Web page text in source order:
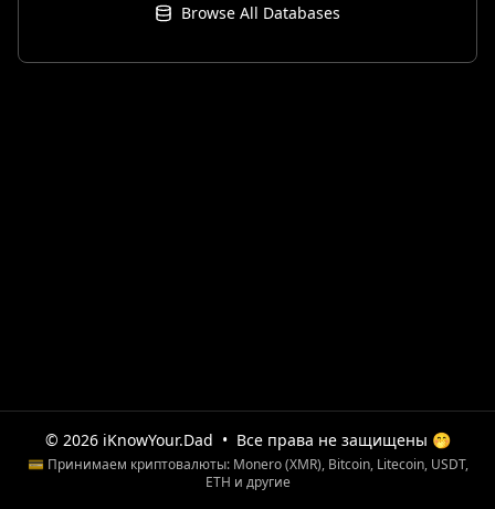
Browse All Databases
© 2026 iKnowYour.Dad • Все права не защищены 🤭
💳 Принимаем криптовалюты: Monero (XMR), Bitcoin, Litecoin, USDT,
ETH и другие